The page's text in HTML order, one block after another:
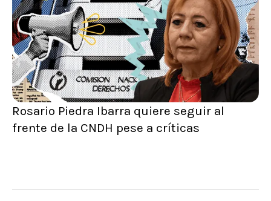
Rosario Piedra Ibarra quiere seguir al
frente de la CNDH pese a críticas